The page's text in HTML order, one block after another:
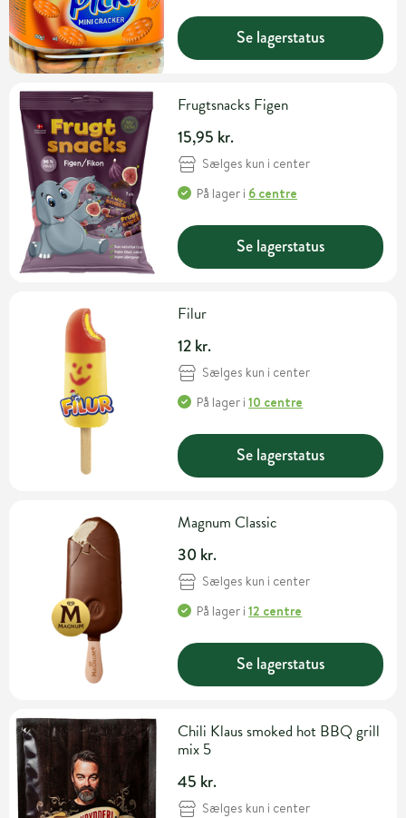
Se lagerstatus
Frugtsnacks Figen
15,95 kr.
Sælges kun i center
På lager i 6 centre
Se lagerstatus
Filur
12 kr.
Sælges kun i center
På lager i10 centre
Se lagerstatus
Magnum Classic
30 kr.
Sælges kun i center
På lager i12 centre
Se lagerstatus
Chili Klaus smoked hot BBQ grill
mix 5
45 kr.
Sælges kun i center